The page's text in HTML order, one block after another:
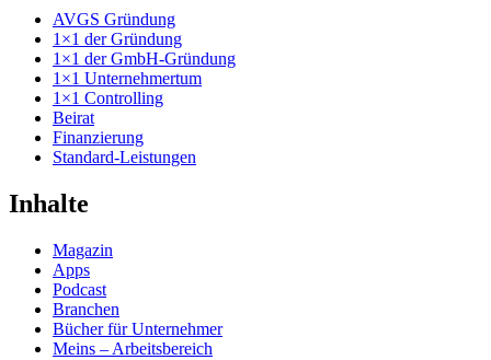
AVGS Gründung
1×1 der Gründung
1×1 der GmbH-Gründung
1×1 Unternehmertum
1×1 Controlling
Beirat
Finanzierung
Standard-Leistungen
Inhalte
Magazin
Apps
Podcast
Branchen
Bücher für Unternehmer
Meins – Arbeitsbereich